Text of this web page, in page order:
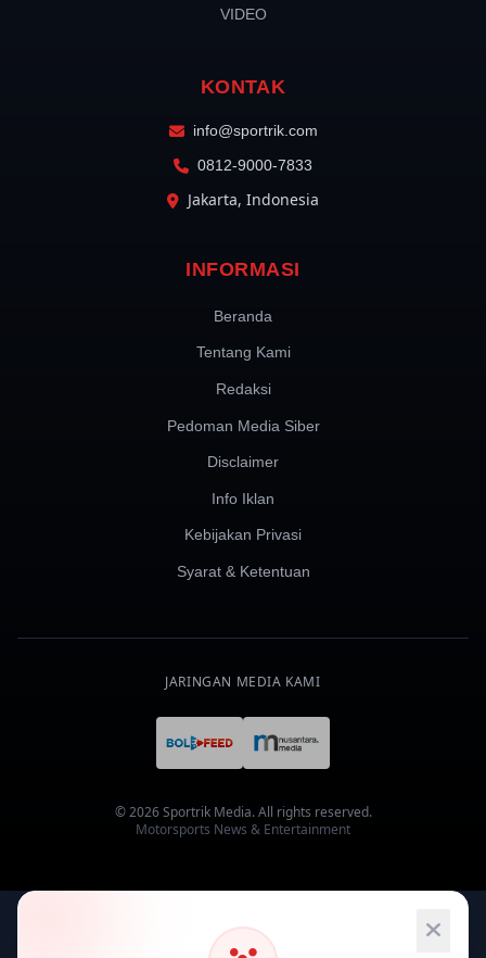
VIDEO
KONTAK
info@sportrik.com
0812-9000-7833
Jakarta, Indonesia
INFORMASI
Beranda
Tentang Kami
Redaksi
Pedoman Media Siber
Disclaimer
Info Iklan
Kebijakan Privasi
Syarat & Ketentuan
JARINGAN MEDIA KAMI
© 2026 Sportrik Media. All rights reserved.
Motorsports News & Entertainment